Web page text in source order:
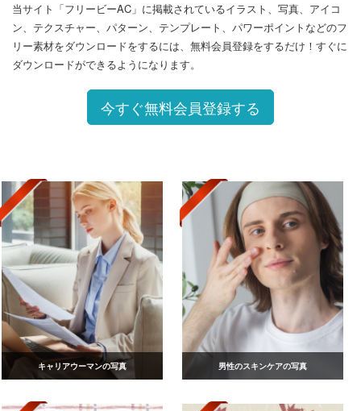
当サイト「フリービーAC」に掲載されているイラスト、写真、アイコ
ン、テクスチャー、パターン、テンプレート、パワーポイントなどのフ
リー素材をダウンロードをするには、無料会員登録をするだけ！すぐに
ダウンロードができるようになります。
今すぐ無料会員登録する
キャリアウーマンの写真 男性のスキンケアの写真